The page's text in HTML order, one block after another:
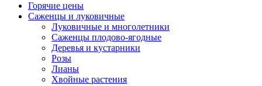
Горячие цены
Саженцы и луковичные
Луковичные и многолетники
Саженцы плодово-ягодные
Деревья и кустарники
Розы
Лианы
Хвойные растения